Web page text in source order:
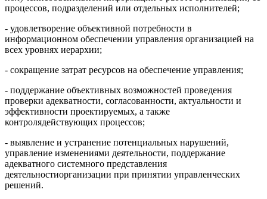
процессов, подразделений или отдельных исполнителей;
- удовлетворение объективной потребности в
информационном обеспечении управления организацией на
всех уровнях иерархии;
- сокращение затрат ресурсов на обеспечение управления;
- поддержание объективных возможностей проведения
проверки адекватности, согласованности, актуальности и
эффективности проектируемых, а также
контролядействующих процессов;
- выявление и устранение потенциальных нарушений,
управление изменениями деятельности, поддержание
адекватного системного представления
деятельностиорганизации при принятии управленческих
решений.